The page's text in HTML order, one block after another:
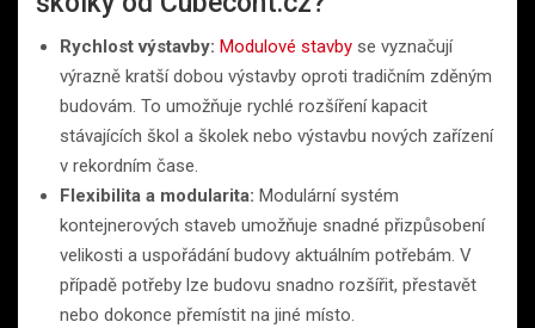
Rychlost výstavby: Modulové stavby se vyznačují
výrazně kratší dobou výstavby oproti tradičním zděným
budovám. To umožňuje rychlé rozšíření kapacit
stávajících škol a školek nebo výstavbu nových zařízení
v rekordním čase.
Flexibilita a modularita: Modulární systém
kontejnerových staveb umožňuje snadné přizpůsobení
velikosti a uspořádání budovy aktuálním potřebám. V
případě potřeby lze budovu snadno rozšířit, přestavět
nebo dokonce přemístit na jiné místo.